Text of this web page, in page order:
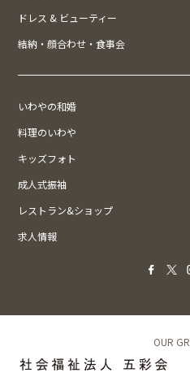
ドレス & ビューティー
結納・顔合わせ・食事会
いわやの和婚
料理のいわや
キッズフォト
成人式振袖
レストラン&ショップ
求人情報
OUR